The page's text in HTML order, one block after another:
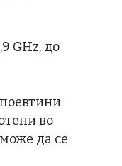
GHz, до
во
да се